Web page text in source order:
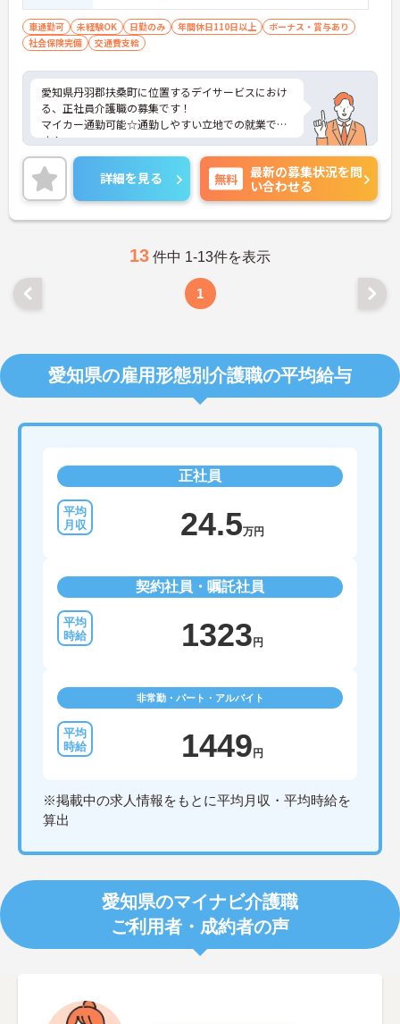
車通勤可 未経験OK 日勤のみ 年間休日110日以上
ボーナス・賞与あり
社会保険完備
交通費支給
愛知県丹羽郡扶桑町に位置するデイサービスにおけ
る、正社員介護職の募集です！
マイカー通勤可能☆通勤しやすい立地での就業で
す！
ご興味ある方には、面接対策ポイントなど、さらに
詳細をお話しいたしますのでお気軽にご相談くださ
い。
詳細を見る 無料
最新の募集状況を問
い合わせる
13 件中 1-13件を表示
1
愛知県の雇用形態別介護職の平均給与
正社員
24.5万円
契約社員・嘱託社員
1323 円
非常勤・パート・アルバイト
1449 円
※掲載中の求人情報をもとに平均月収・平均時給を
算出
愛知県のマイナビ介護職
ご利用者・成約者の声